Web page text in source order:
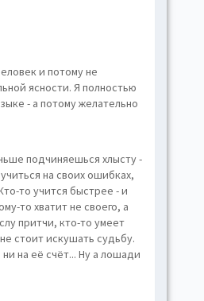
и потому не
ясности. Я полностью
- а потому желательно
подчиняешься хлысту -
на своих ошибках,
то учится быстрее - и
то хватит не своего, а
притчи, кто-то умеет
стоит искушать судьбу.
на её счёт... Ну а лошади